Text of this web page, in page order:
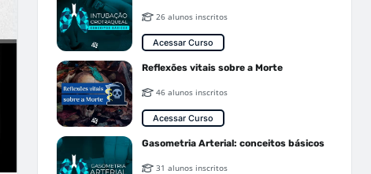
26 alunos inscritos
Acessar Curso
Reflexões vitais sobre a Morte
46 alunos inscritos
Acessar Curso
Gasometria Arterial: conceitos básicos
31 alunos inscritos